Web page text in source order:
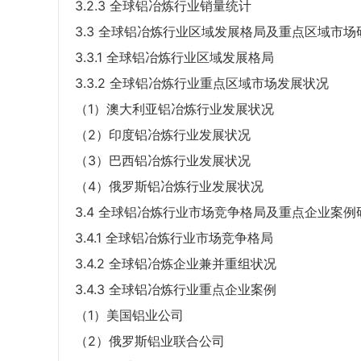
3.2.3 全球铝冶炼行业销量统计
3.3 全球铝冶炼行业区域发展格局及重点区域市场
3.3.1 全球铝冶炼行业区域发展格局
3.3.2 全球铝冶炼行业重点区域市场发展状况
（1）澳大利亚铝冶炼行业发展状况
（2）印度铝冶炼行业发展状况
（3）巴西铝冶炼行业发展状况
（4）俄罗斯铝冶炼行业发展状况
3.4 全球铝冶炼行业市场竞争格局及重点企业案例
3.4.1 全球铝冶炼行业市场竞争格局
3.4.2 全球铝冶炼企业兼并重组状况
3.4.3 全球铝冶炼行业重点企业案例
（1）美国铝业公司
（2）俄罗斯铝业联合公司